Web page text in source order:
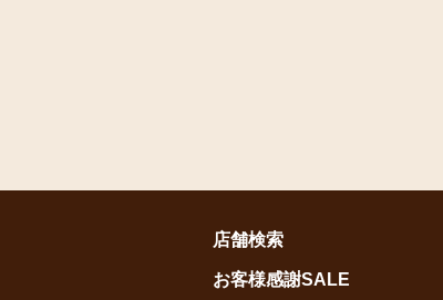
店舗検索
お客様感謝SALE